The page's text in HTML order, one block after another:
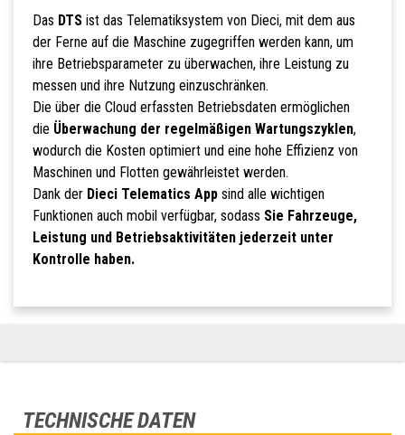
Das DTSist das Telematiksystem von Dieci, mit dem aus
der Ferne auf die Maschine zugegriffen werden kann, um
ihre Betriebsparameter zu überwachen, ihre Leistung zu
messen und ihre Nutzung einzuschränken.
Die über die Cloud erfassten Betriebsdaten ermöglichen
die Überwachung der regelmäßigen Wartungszyklen,
wodurch die Kosten optimiert und eine hohe Effizienz von
Maschinen und Flotten gewährleistet werden.
Dank der Dieci Telematics Appsind alle wichtigen
Funktionen auch mobil verfügbar, sodass Sie Fahrzeuge,
Leistung und Betriebsaktivitäten jederzeit unter
Kontrolle haben.
TECHNISCHE DATEN